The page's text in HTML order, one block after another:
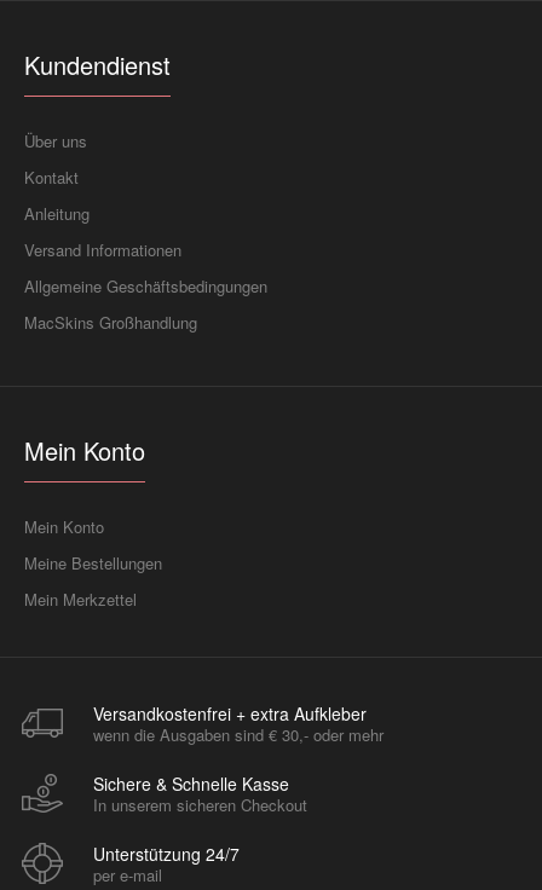
Kundendienst
Über uns
Kontakt
Anleitung
Versand Informationen
Allgemeine Geschäftsbedingungen
MacSkins Großhandlung
Mein Konto
Mein Konto
Meine Bestellungen
Mein Merkzettel
Versandkostenfrei + extra Aufkleber
wenn die Ausgaben sind € 30,- oder mehr
Sichere & Schnelle Kasse
In unserem sicheren Checkout
Unterstützung 24/7
per e-mail